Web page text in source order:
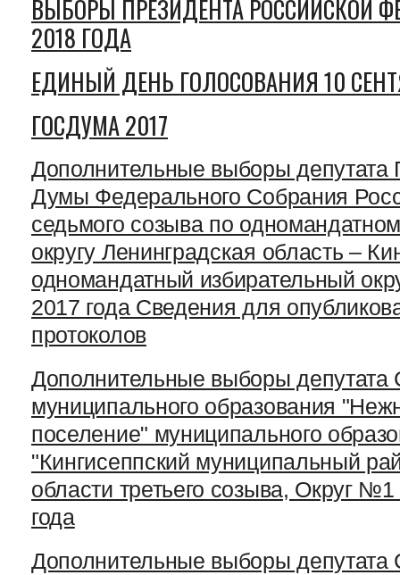
ВЫБОРЫ ПРЕЗИДЕНТА РОССИЙСКОЙ
2018 ГОДА
ЕДИНЫЙ ДЕНЬ ГОЛОСОВАНИЯ 10
ГОСДУМА 2017
Дополнительные выборы депутата
Думы Федерального Собрания
седьмого созыва по
округу Ленинградская область –
одномандатный избирательный
2017 года Сведения для
протоколов
Дополнительные выборы депутата
муниципального образования
поселение" муниципального
"Кингисеппский муниципальный
области третьего созыва, Округ
года
Дополнительные выборы депутата